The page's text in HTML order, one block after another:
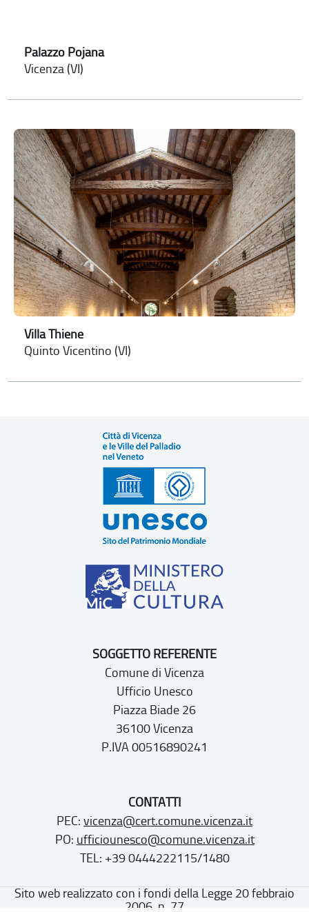
Palazzo Pojana
Vicenza (VI)
Villa Thiene
Quinto Vicentino (VI)
SOGGETTO REFERENTE
Comune di Vicenza
Ufficio Unesco
Piazza Biade 26
36100 Vicenza
P.IVA 00516890241
CONTATTI
PEC: vicenza@cert.comune.vicenza.it
PO: ufficiounesco@comune.vicenza.it
TEL: +39 0444222115/1480
Sito web realizzato con i fondi della Legge 20 febbraio
2006, n. 77